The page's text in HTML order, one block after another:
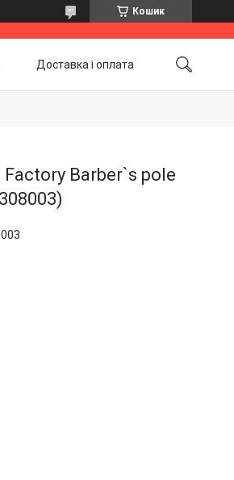
Кошик
Доставка і оплата
Factory Barber`s pole